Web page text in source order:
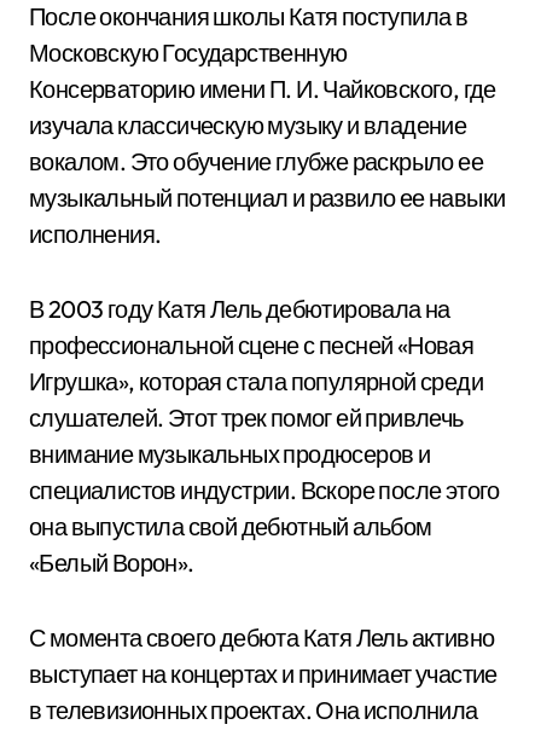
После окончания школы Катя поступила в
Московскую Государственную
Консерваторию имени П. И. Чайковского, где
изучала классическую музыку и владение
вокалом. Это обучение глубже раскрыло ее
музыкальный потенциал и развило ее навыки
исполнения.
В 2003 году Катя Лель дебютировала на
профессиональной сцене с песней «Новая
Игрушка», которая стала популярной среди
слушателей. Этот трек помог ей привлечь
внимание музыкальных продюсеров и
специалистов индустрии. Вскоре после этого
она выпустила свой дебютный альбом
«Белый Ворон».
С момента своего дебюта Катя Лель активно
выступает на концертах и принимает участие
в телевизионных проектах. Она исполнила